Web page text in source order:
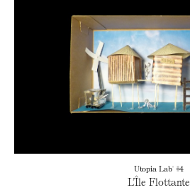
Utopia Lab' #4
L’Île Flottante